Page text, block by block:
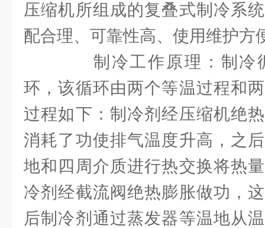
压缩机所组成的复叠式制冷系
配合理、可靠性高、使用维护方
制冷工作原理：制冷
环，该循环由两个等温过程和
过程如下：制冷剂经压缩机绝
消耗了功使排气温度升高，之
地和四周介质进行热交换将热
冷剂经截流阀绝热膨胀做功，
后制冷剂通过蒸发器等温地从